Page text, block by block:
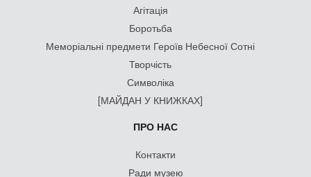
Агітація
Боротьба
Меморіальні предмети Героїв Небесної Сотні
Творчість
Символіка
[МАЙДАН У КНИЖКАХ]
ПРО НАС
Контакти
Ради музею